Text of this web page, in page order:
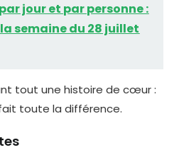
jour et par personne :
semaine du 28 juillet
tout une histoire de cœur :
toute la différence.